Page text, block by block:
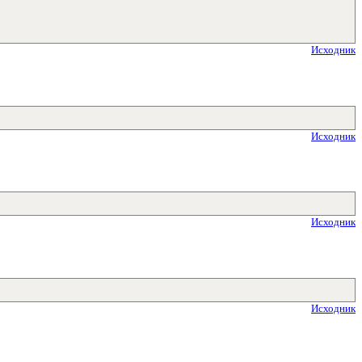
Исходник
Исходник
Исходник
Исходник